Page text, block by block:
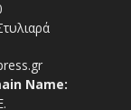
Name: